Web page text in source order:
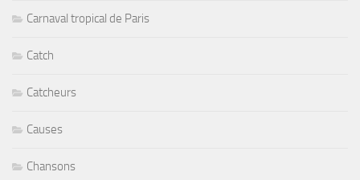
Carnaval tropical de Paris
Catch
Catcheurs
Causes
Chansons